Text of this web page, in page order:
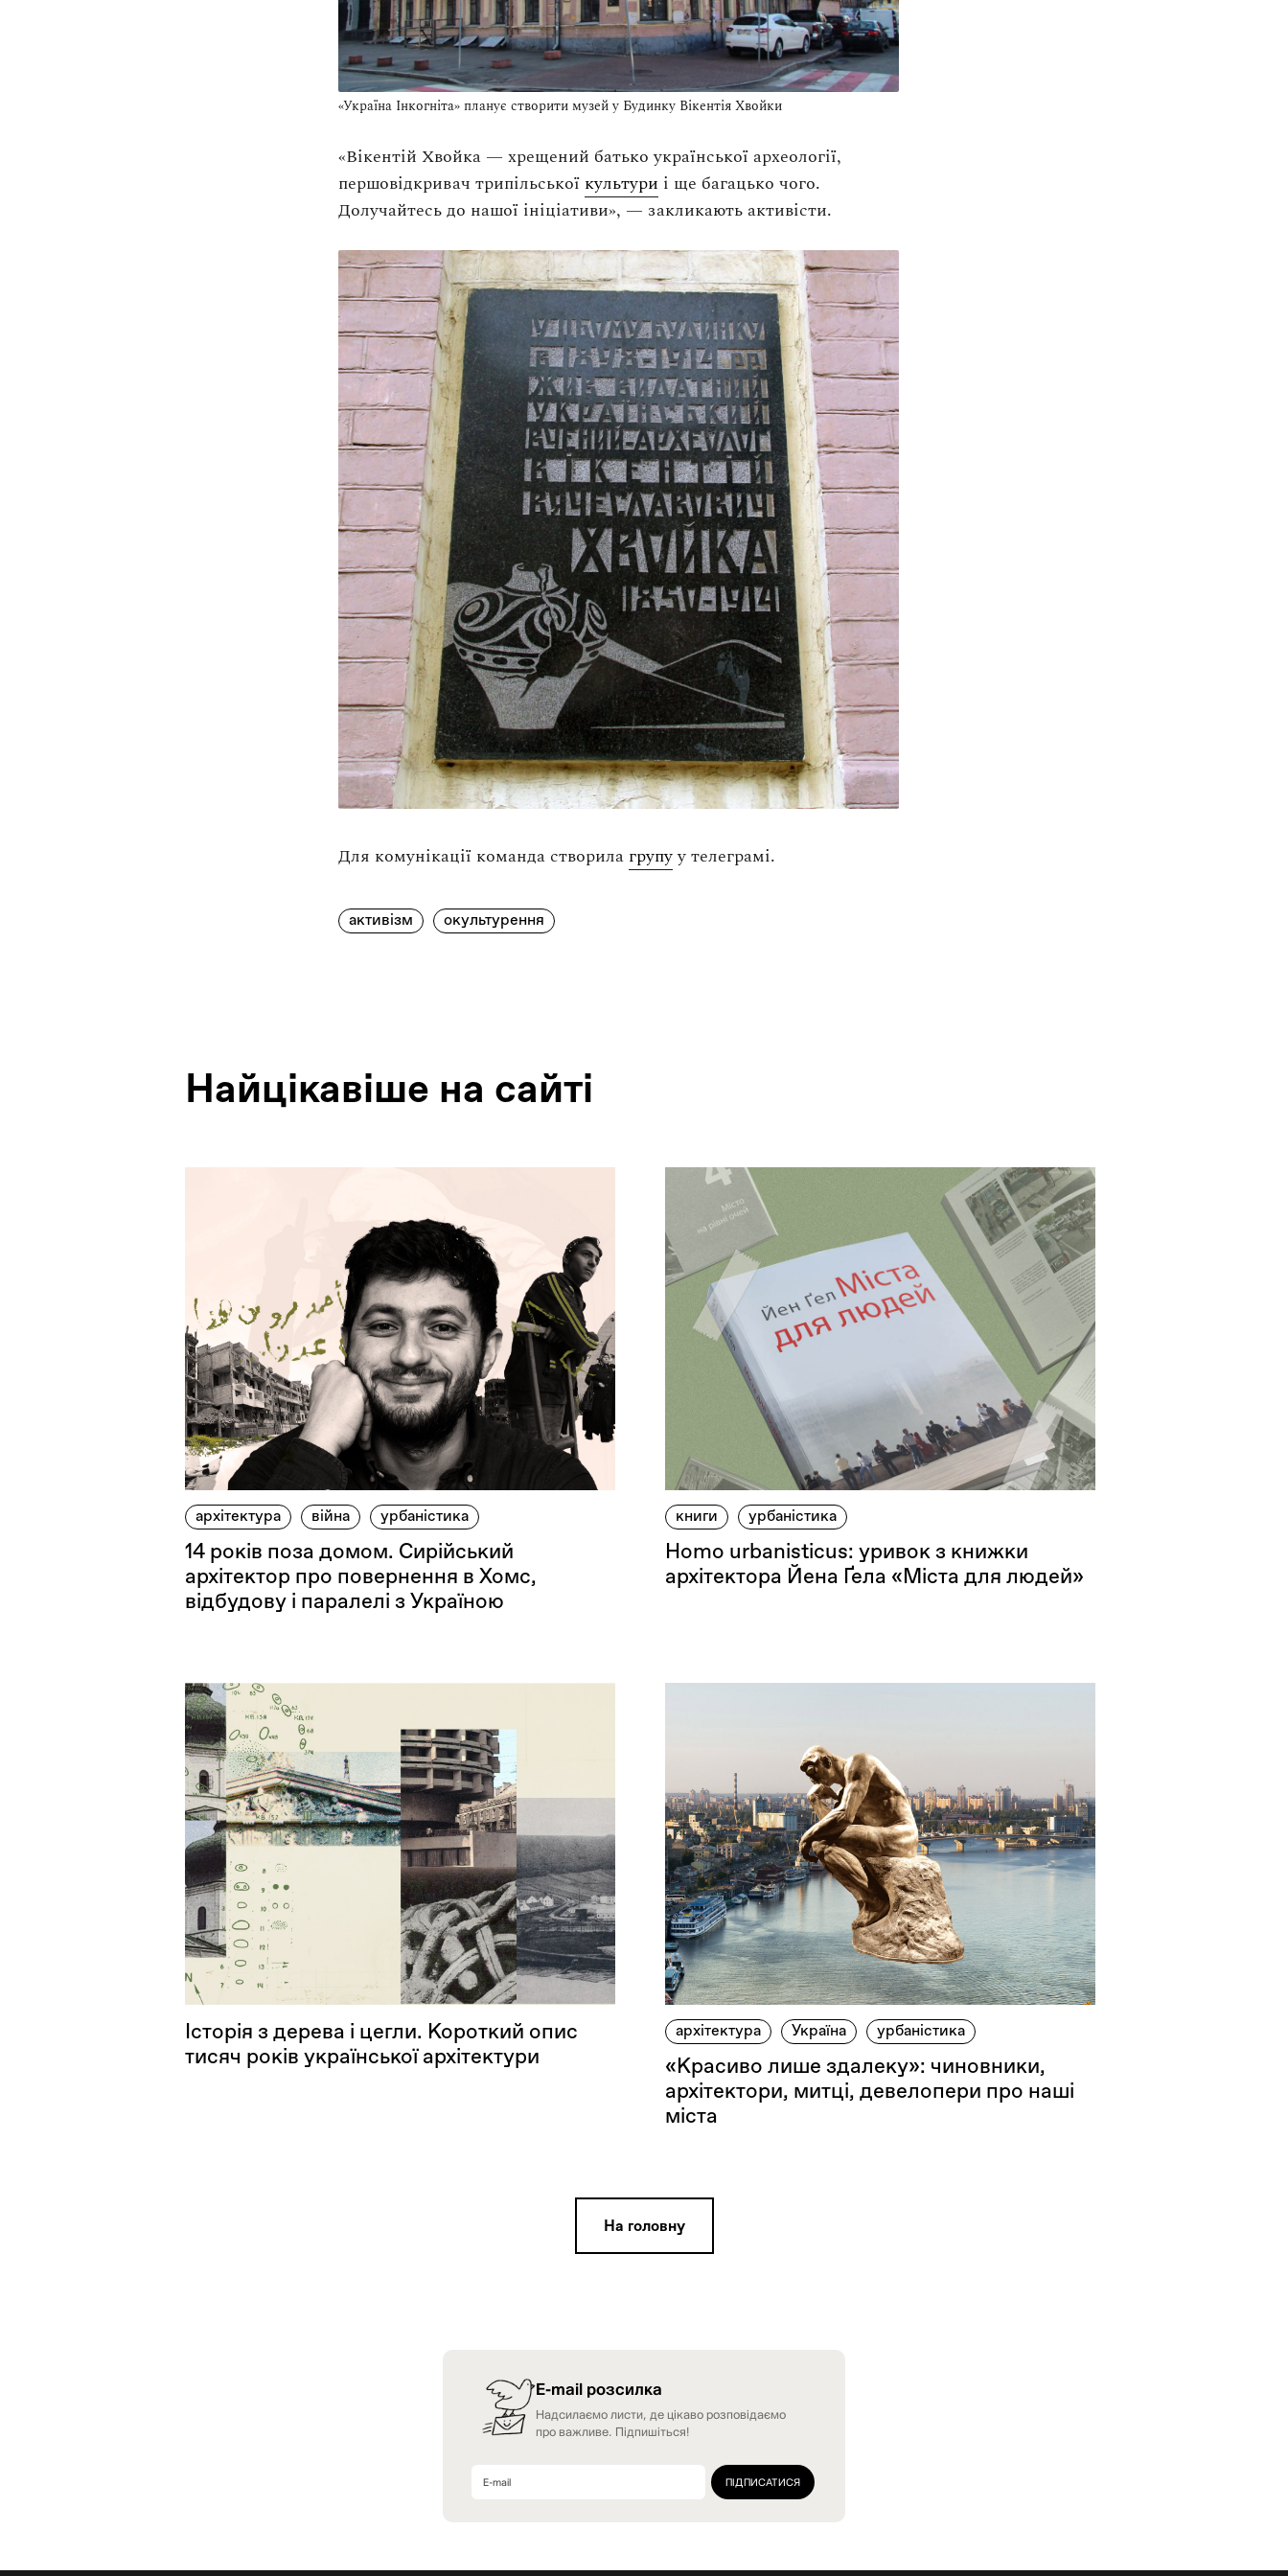
«Україна Інкогніта» планує створити музей у Будинку Вікентія Хвойки
«Вікентій Хвойка — хрещений батько української археології,
першовідкривач трипільської культури і ще багацько чого.
Долучайтесь до нашої ініціативи», — закликають активісти.
Для комунікації команда створила групуу телеграмі.
активізм окультурення
Найцiкавiше на сайтi
архітектура війна урбаністика
14 років поза домом. Сирійський
архітектор про повернення в Хомс,
відбудову і паралелі з Україною
книги урбаністика
Homo urbanisticus: уривок з книжки
архітектора Йена Ґела «Міста для людей»
Історія з дерева і цегли. Короткий опис
тисяч років української архітектури
архітектура Україна урбаністика
«Красиво лише здалеку»: чиновники,
архітектори, митці, девелопери про наші
міста
На головну
E-mail розсилка
Надсилаємо листи, де цікаво розповідаємо
про важливе. Підпишіться!